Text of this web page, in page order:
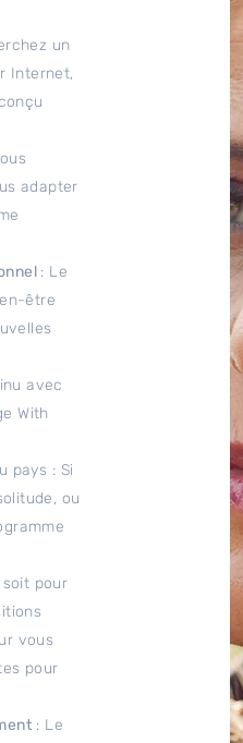
un
Internet,
adapter
: Le
être
avec
With
pays : Si
ou
soit pour
vous
pour
: Le